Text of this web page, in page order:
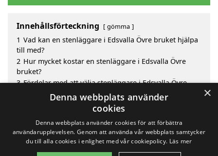
Innehållsförteckning gömma
1 Vad kan en stenläggare i Edsvalla Övre bruket hjälpa
till med?
2 Hur mycket kostar en stenläggare i Edsvalla Övre
bruket?
3 Fördelar med att välja stenläggare i Edsvalla Övre
Sök efter en skicklig stenläggare i de omgivande
städerna till Edsvalla Övre bruket
×
Denna webbplats använder
cookies
Denna webbplats använder cookies för att förbättra
användarupplevelsen. Genom att använda vår webbplats samtycker
du till alla cookies i enlighet med vår cookiepolicy. Läs mer